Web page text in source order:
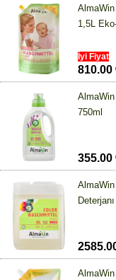
AlmaWin
1,5L
İyi Fiyat
810.00
AlmaWin
750ml
355.00
AlmaWin
AlmaWin